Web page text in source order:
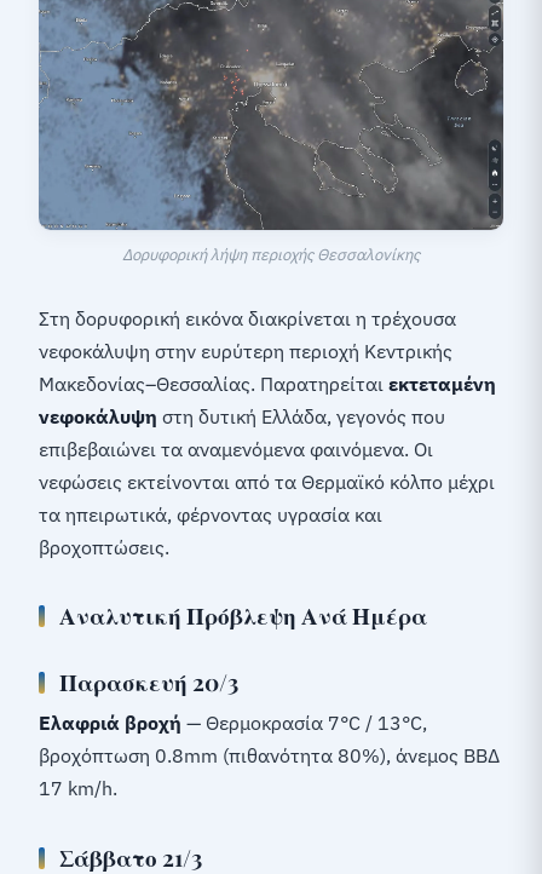
Δορυφορική λήψη περιοχής Θεσσαλονίκης
Στη δορυφορική εικόνα διακρίνεται η τρέχουσα
νεφοκάλυψη στην ευρύτερη περιοχή Κεντρικής
Μακεδονίας–Θεσσαλίας. Παρατηρείται εκτεταμένη
νεφοκάλυψη στη δυτική Ελλάδα, γεγονός που
επιβεβαιώνει τα αναμενόμενα φαινόμενα. Οι
νεφώσεις εκτείνονται από τα Θερμαϊκό κόλπο μέχρι
τα ηπειρωτικά, φέρνοντας υγρασία και
βροχοπτώσεις.
Αναλυτική Πρόβλεψη Ανά Ημέρα
Παρασκευή 20/3
Ελαφριά βροχή — Θερμοκρασία 7°C / 13°C,
βροχόπτωση 0.8mm (πιθανότητα 80%), άνεμος ΒΒΔ
17 km/h.
Σάββατο 21/3